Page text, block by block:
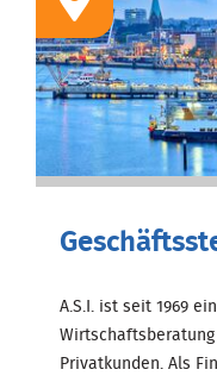
A.S.I. ist seit 1969
Privatkunden. Als